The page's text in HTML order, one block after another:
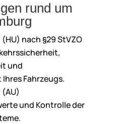
rund um
nach §29 StVZO
und
Fahrzeugs.
und Kontrolle der